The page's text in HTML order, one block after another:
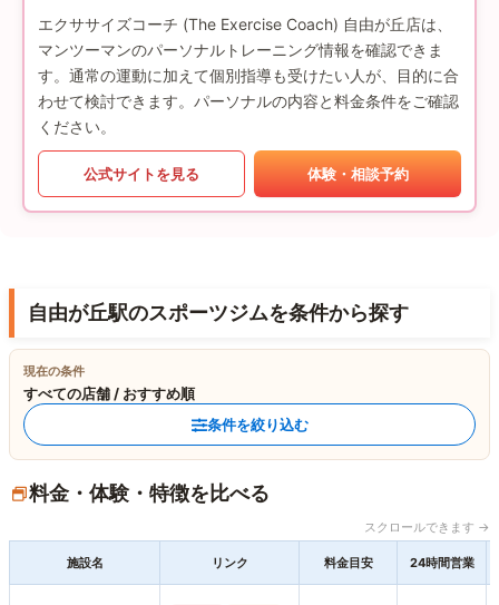
エクササイズコーチ (The Exercise Coach) 自由が丘店は、
マンツーマンのパーソナルトレーニング情報を確認できま
す。通常の運動に加えて個別指導も受けたい人が、目的に合
わせて検討できます。パーソナルの内容と料金条件をご確認
ください。
公式サイトを見る 体験・相談予約
自由が丘駅のスポーツジムを条件から探す
現在の条件
すべての店舗 / おすすめ順
条件を絞り込む
料金・体験・特徴を比べる
スクロールできます →
施設名 リンク 料金目安 24時間営業